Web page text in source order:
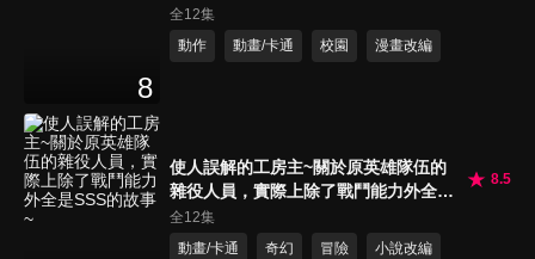
8
全12集
動作
動畫/卡通 校園 漫畫改編
使人誤解的工房主~關於原英雄隊伍的
雜役人員，實際上除了戰鬥能力外全是
SSS的故事~
8.5
全12集
動畫/卡通
奇幻 冒險 小說改編